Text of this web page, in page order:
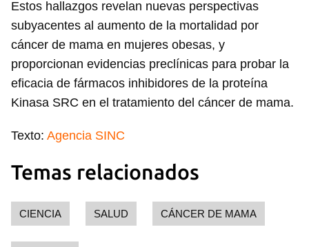
iniciar sesión con tu cuenta de 14ymedio.
INICIAR SESIÓN CANCELAR
Estos hallazgos revelan nuevas perspectivas
subyacentes al aumento de la mortalidad por
cáncer de mama en mujeres obesas, y
proporcionan evidencias preclínicas para probar la
eficacia de fármacos inhibidores de la proteína
Kinasa SRC en el tratamiento del cáncer de mama.
Texto: Agencia SINC
Temas relacionados
CIENCIA SALUD CÁNCER DE MAMA